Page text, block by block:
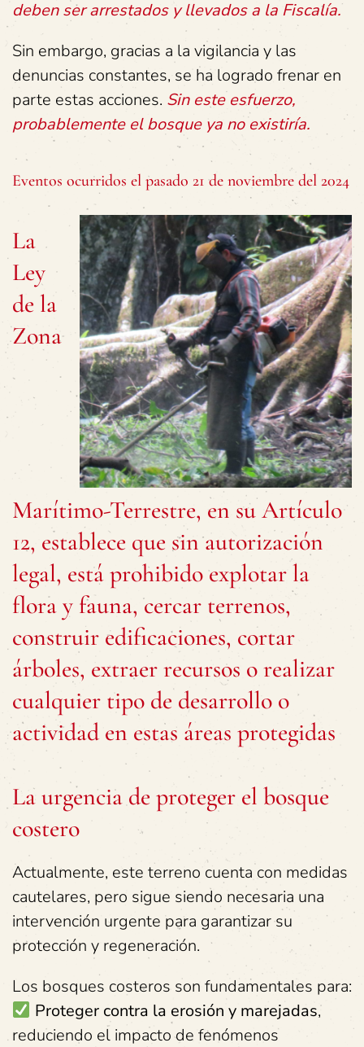
deben ser arrestados y llevados a la Fiscalía.
Sin embargo, gracias a la vigilancia y las
denuncias constantes, se ha logrado frenar en
parte estas acciones. Sin este esfuerzo,
probablemente el bosque ya no existiría.
Eventos ocurridos el pasado 21 de noviembre del 2024
La
Ley
de la
Zona
Marítimo-Terrestre, en su Artículo
12, establece que sin autorización
legal, está prohibido explotar la
flora y fauna, cercar terrenos,
construir edificaciones, cortar
árboles, extraer recursos o realizar
cualquier tipo de desarrollo o
actividad en estas áreas protegidas
La urgencia de proteger el bosque
costero
Actualmente, este terreno cuenta con medidas
cautelares, pero sigue siendo necesaria una
intervención urgente para garantizar su
protección y regeneración.
Los bosques costeros son fundamentales para:
Proteger contra la erosión y marejadas,
reduciendo el impacto de fenómenos